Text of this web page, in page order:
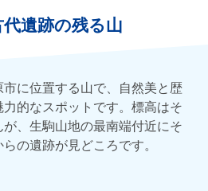
遺跡の残る山
に位置する山で、自然美と歴
的なスポットです。標高はそ
、生駒山地の最南端付近にそ
の遺跡が見どころです。